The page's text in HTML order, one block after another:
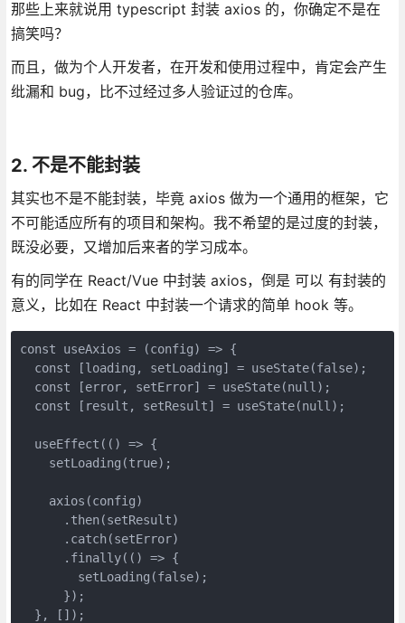
那些上来就说用 typescript 封装 axios 的，你确定不是在
搞笑吗？
而且，做为个人开发者，在开发和使用过程中，肯定会产生
纰漏和 bug，比不过经过多人验证过的仓库。
2. 不是不能封装
其实也不是不能封装，毕竟 axios 做为一个通用的框架，它
不可能适应所有的项目和架构。我不希望的是过度的封装，
既没必要，又增加后来者的学习成本。
有的同学在 React/Vue 中封装 axios，倒是 可以 有封装的
意义，比如在 React 中封装一个请求的简单 hook 等。
const useAxios = (config) => {
  const [loading, setLoading] = useState(false);
  const [error, setError] = useState(null);
  const [result, setResult] = useState(null);
  useEffect(() => {
    setLoading(true);
    axios(config)
      .then(setResult)
      .catch(setError)
      .finally(() => {
        setLoading(false);
      });
  }, []);